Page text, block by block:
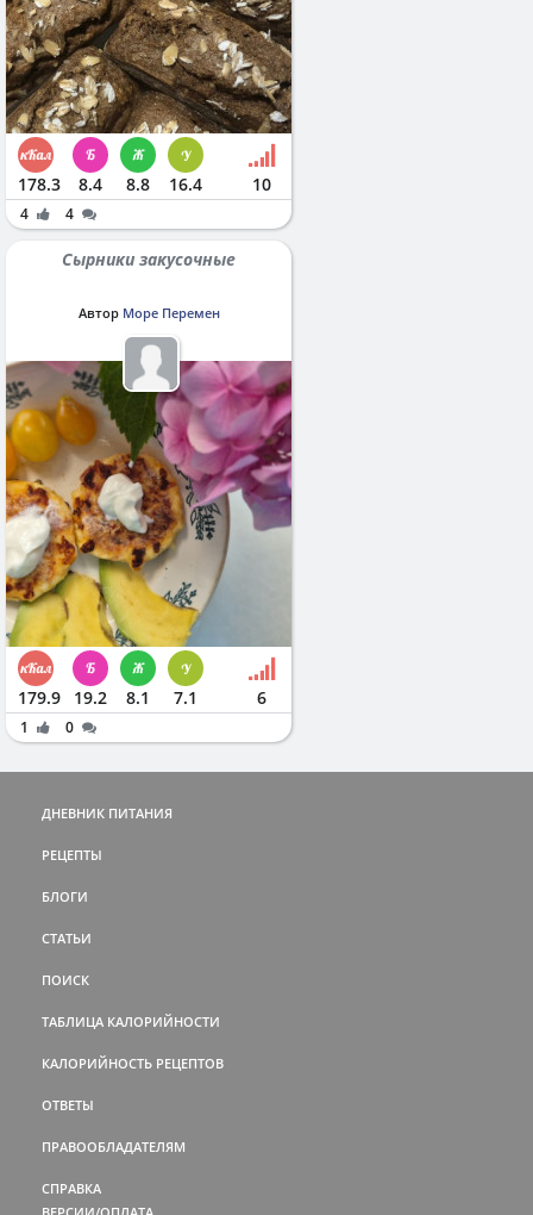
178.3 8.4 8.8 16.4 10
4 4
Сырники закусочные
Автор Море Перемен
179.9 19.2 8.1 7.1 6
1 0
ДНЕВНИК ПИТАНИЯ
РЕЦЕПТЫ
БЛОГИ
СТАТЬИ
ПОИСК
ТАБЛИЦА КАЛОРИЙНОСТИ
КАЛОРИЙНОСТЬ РЕЦЕПТОВ
ОТВЕТЫ
ПРАВООБЛАДАТЕЛЯМ
СПРАВКА